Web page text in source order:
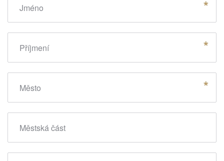
Jméno
Příjmení
Město
Městská část